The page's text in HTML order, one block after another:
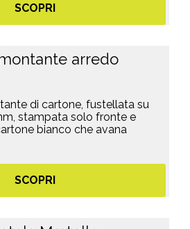
SCOPRI
di cartone, fustellata su
stampata solo fronte e
bianco che avana
SCOPRI